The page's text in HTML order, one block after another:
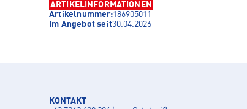
ARTIKELINFORMATIONEN
Artikelnummer:186905011
Im Angebot seit30.04.2026
KONTAKT